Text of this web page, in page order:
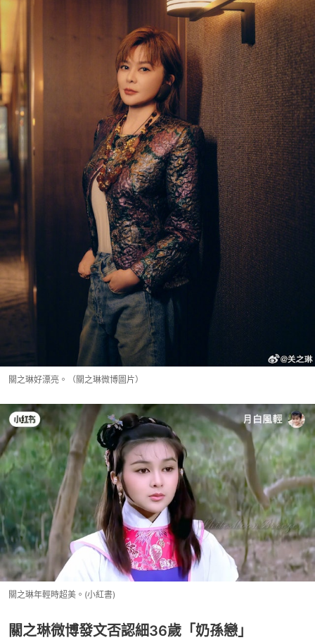
關之琳好漂亮。（關之琳微博圖片）
關之琳年輕時超美。(小紅書)
關之琳微博發文否認細36歲「奶孫戀」